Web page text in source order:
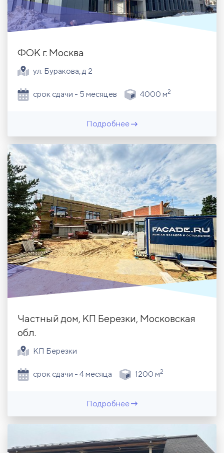
ФОК г. Москва
ул. Буракова, д 2
срок сдачи - 5 месяцев 4000 м2
Подробнее
Частный дом, КП Березки, Московская
обл.
КП Березки
срок сдачи - 4 месяца 1200 м2
Подробнее